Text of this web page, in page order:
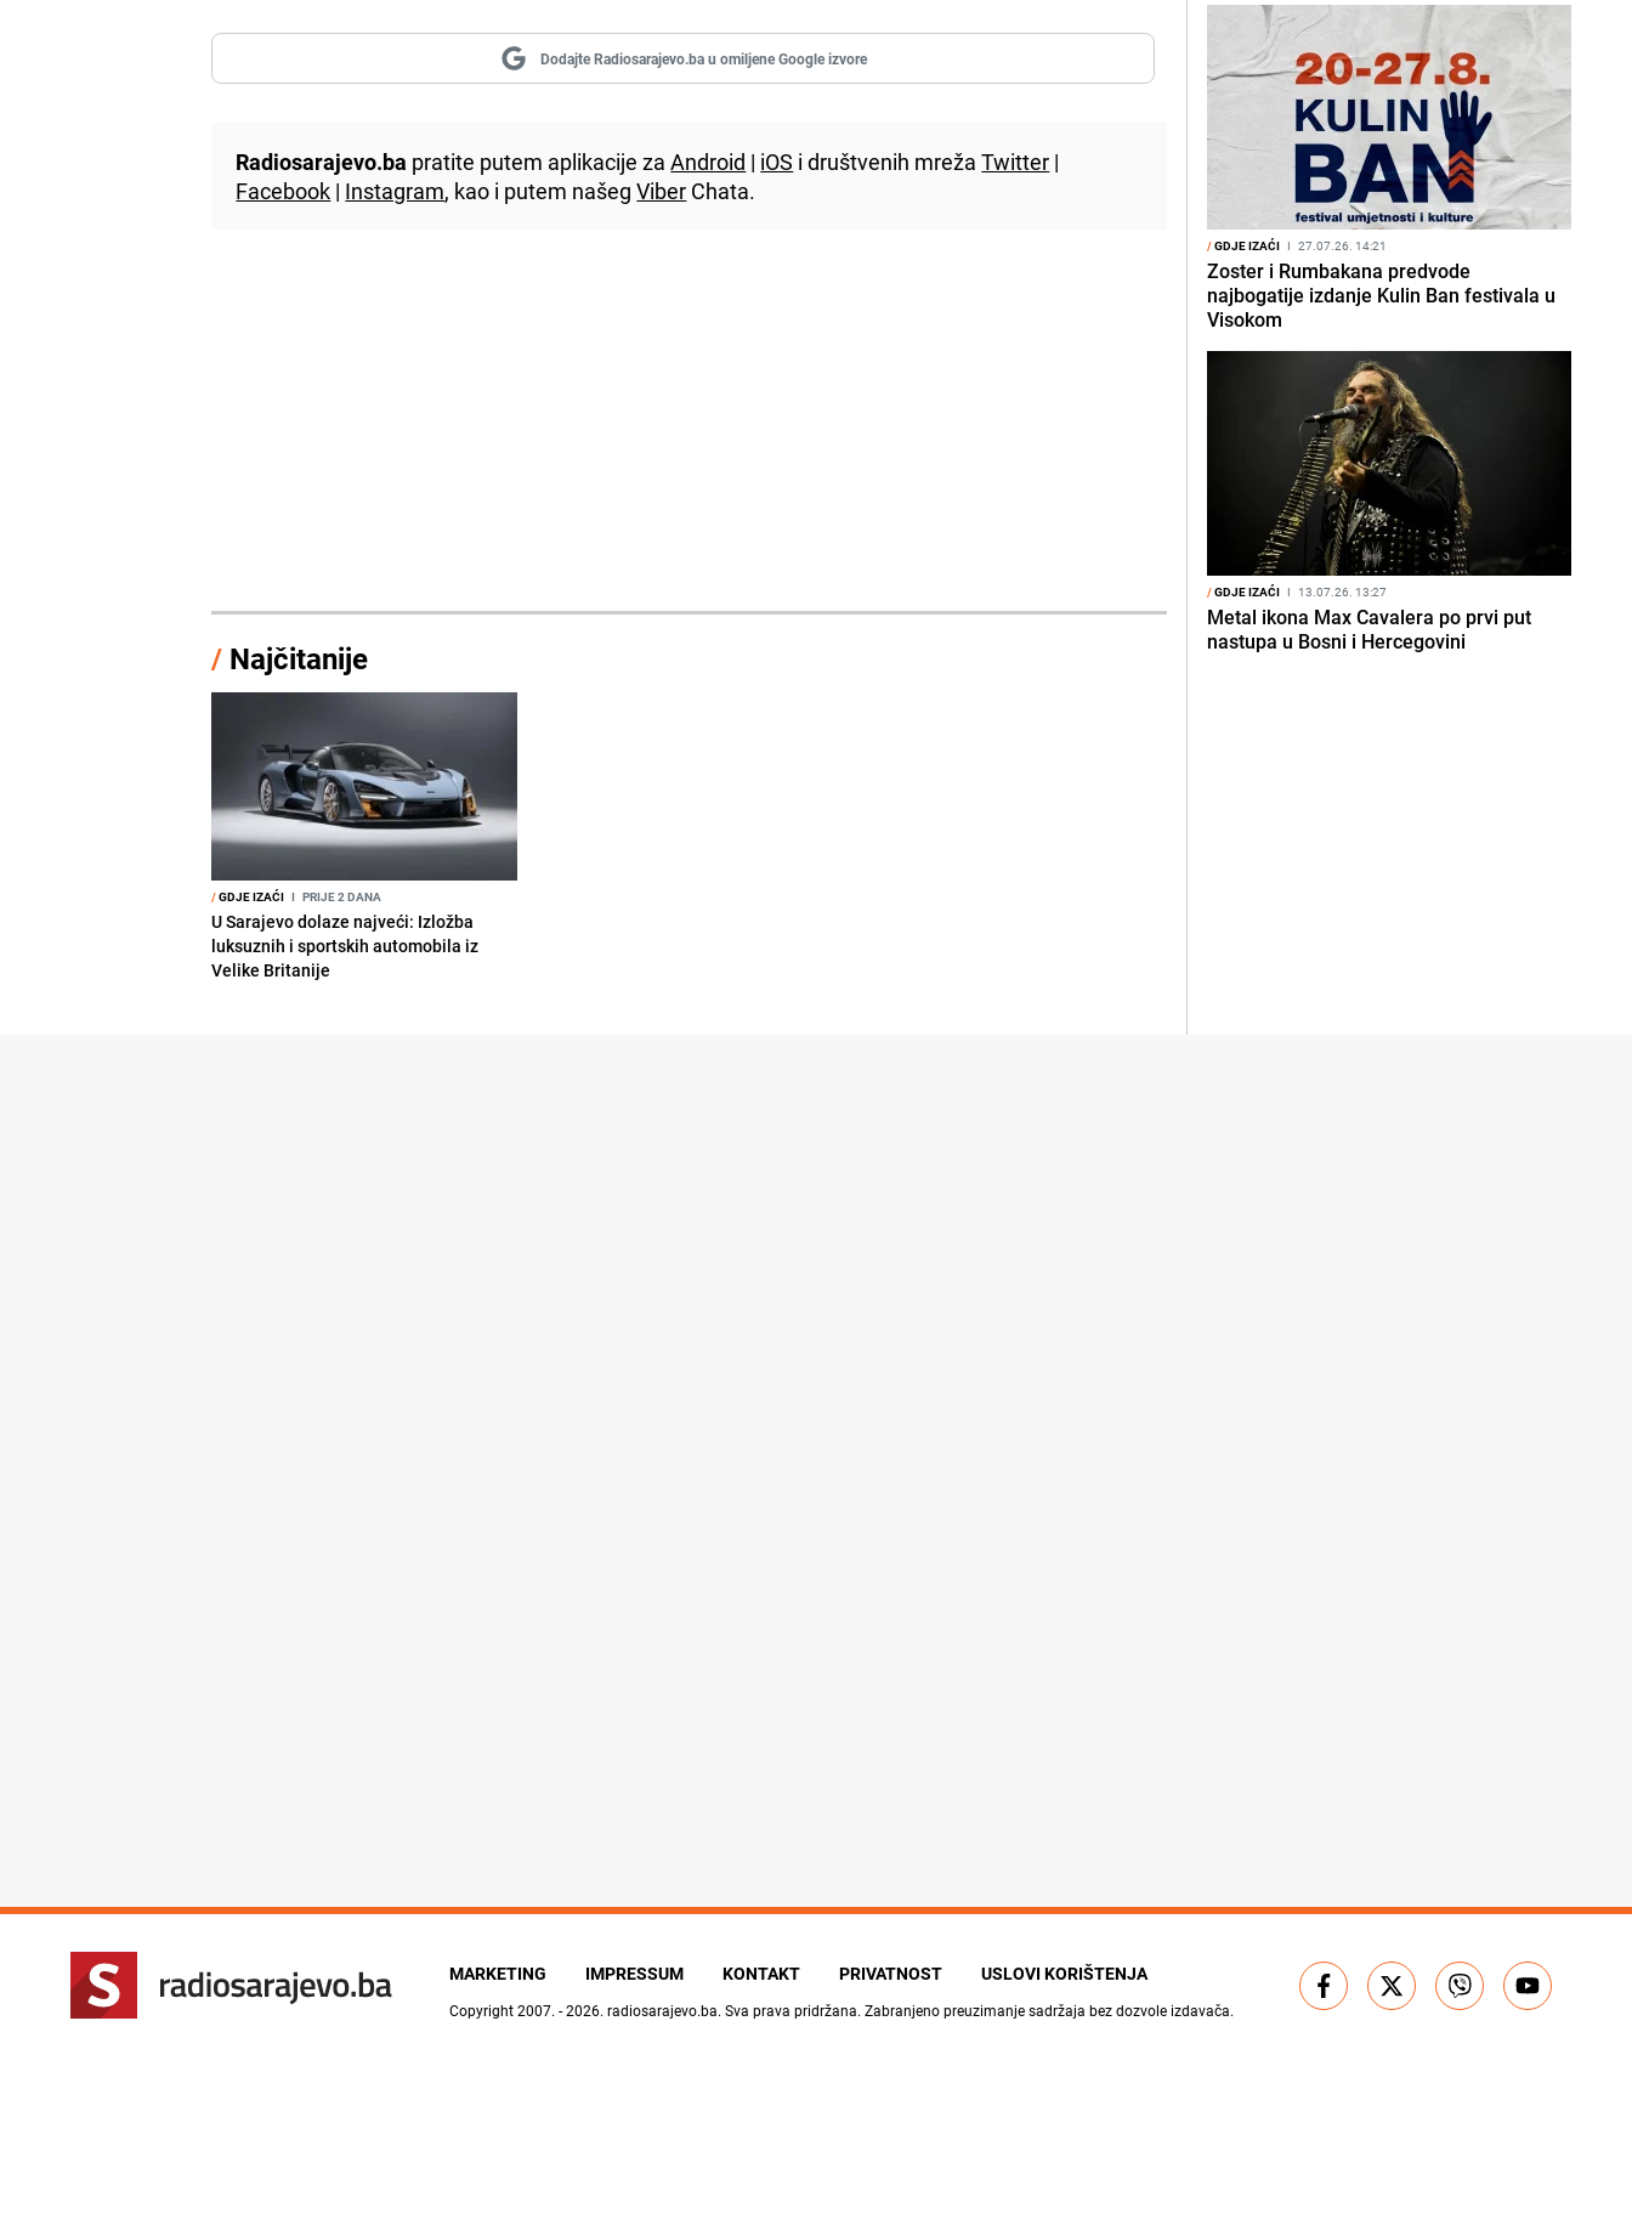
Dodajte Radiosarajevo.ba u omiljene Google izvore
Radiosarajevo.ba pratite putem aplikacije zaAndroid | iOS i društvenih mrežaTwitter |
Facebook | Instagram, kao i putem našegViber Chata.
/ Najčitanije
/GDJE IZAĆI I PRIJE 2 DANA
U Sarajevo dolaze najveći: Izložba
luksuznih i sportskih automobila iz
Velike Britanije
/GDJE IZAĆI I 27.07.26. 14:21
Zoster i Rumbakana predvode
najbogatije izdanje Kulin Ban festivala u
Visokom
/GDJE IZAĆI I 13.07.26. 13:27
Metal ikona Max Cavalera po prvi put
nastupa u Bosni i Hercegovini
MARKETING IMPRESSUM KONTAKT PRIVATNOST USLOVI KORIŠTENJA
Copyright 2007. - 2026. radiosarajevo.ba. Sva prava pridržana. Zabranjeno preuzimanje sadržaja bez dozvole izdavača.